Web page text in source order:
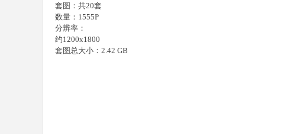
套图：共20套
数量：1555P
分辨率：
约1200x1800
套图总大小：2.42 GB